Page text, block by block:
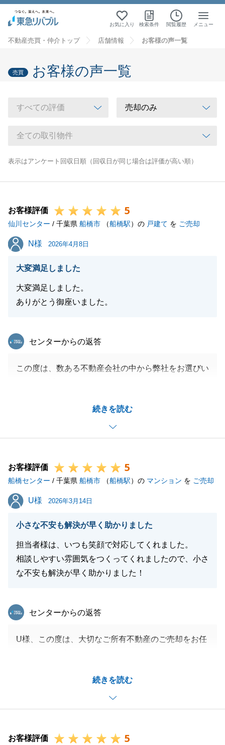
お気に入り 検索条件 閲覧履歴 メニュー
不動産売買・仲介トップ 店舗情報 お客様の声一覧
売買 お客様の声一覧
表示はアンケート回収日順（回収日が同じ場合は評価が高い順）
お客様評価 5
仙川センター / 千葉県 船橋市 （船橋駅）の 戸建て を ご売却
N様
N様 2026年4月8日
大変満足しました
大変満足しました。
ありがとう御座いました。
続きを読む
東急リバブル
センターからの返答
この度は、数ある不動産会社の中から弊社をお選びい
し、身の引き締まる思いです。
無事にご売却をお手伝いできましたこと、心より嬉し
く感じております。
軽にご相談ください。
引き続き何卒よろしくお願い申し上げます。
閉じる
お客様評価 5
船橋センター / 千葉県 船橋市 （船橋駅）の マンション を ご売却
U様
U様 2026年3月14日
小さな不安も解決が早く助かりました
担当者様は、いつも笑顔で対応してくれました。
相談しやすい雰囲気をつくってくれましたので、小さ
な不安も解決が早く助かりました！
続きを読む
東急リバブル
センターからの返答
U様、この度は、大切なご所有不動産のご売却をお任
お取引は完了いたしましたが、今後もU様のパートナ
ーとしてお役に立てれば幸いです。
ます。
お客様評価 5